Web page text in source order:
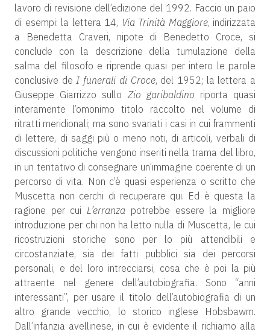
lavoro di revisione dell’edizione del 1992. Faccio un paio
di esempi: la lettera 14, Via Trinità Maggiore, indirizzata
a Benedetta Craveri, nipote di Benedetto Croce, si
conclude con la descrizione della tumulazione della
salma del filosofo e riprende quasi per intero le parole
conclusive deI funerali di Croce, del 1952; la lettera a
Giuseppe Giarrizzo sulloZio garibaldino riporta quasi
interamente l’omonimo titolo raccolto nel volume di
ritratti meridionali; ma sono svariati i casi in cui frammenti
di lettere, di saggi più o meno noti, di articoli, verbali di
discussioni politiche vengono inseriti nella trama del libro,
in un tentativo di consegnare un’immagine coerente di un
percorso di vita. Non c’è quasi esperienza o scritto che
Muscetta non cerchi di recuperare qui. Ed è questa la
ragione per cuiL’erranza potrebbe essere la migliore
introduzione per chi non ha letto nulla di Muscetta, le cui
ricostruzioni storiche sono per lo più attendibili e
circostanziate, sia dei fatti pubblici sia dei percorsi
personali, e del loro intrecciarsi, cosa che è poi la più
attraente nel genere dell’autobiografia. Sono “anni
interessanti”, per usare il titolo dell’autobiografia di un
altro grande vecchio, lo storico inglese Hobsbawm.
Dall’infanzia avellinese, in cui è evidente il richiamo alla